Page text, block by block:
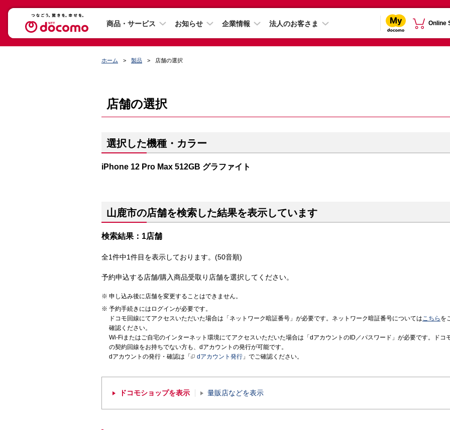
商品・サービス お知らせ 企業情報 法人のお客さま Online
ホーム 製品 店舗の選択
店舗の選択
選択した機種・カラー
iPhone 12 Pro Max 512GB グラファイト
山鹿市の店舗を検索した結果を表示しています
検索結果：1店舗
全1件中1件目を表示しております。(50音順)
予約申込する店舗/購入商品受取り店舗を選択してください。
申し込み後に店舗を変更することはできません。
予約手続きにはログインが必要です。
ドコモ回線にてアクセスいただいた場合は「ネットワーク暗証番号」が必要です。ネットワーク暗証番号についてはこちら を
確認ください。
Wi-Fiまたはご自宅のインターネット環境にてアクセスいただいた場合は「dアカウントのID／パスワード」が必要です。ドコ
の契約回線をお持ちでない方も、dアカウントの発行が可能です。
dアカウントの発行・確認は「
dアカウント発行 」でご確認ください。
ドコモショップを表示 量販店などを表示